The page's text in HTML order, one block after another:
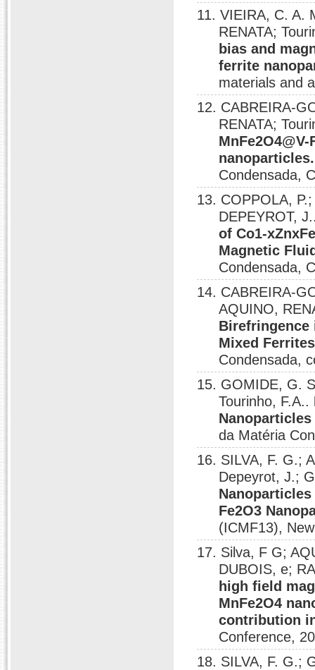
11. VIEIRA, C. A.
RENATA;
bias and
ferrite
materials and
12. CABREIRA-
RENATA;
nanoparticles.
Condensada,
13. COPPOLA,
DEPEYROT,
of Co1-
Magnetic
Condensada,
14. CABREIRA-
AQUINO,
Birefringence
Mixed
Condensada,
15. GOMIDE, G.
Tourinho, F.A..
da Matéria
16. SILVA, F. G.;
Depeyrot, J.;
Nanoparticles
Fe2O3
(ICMF13),
17. Silva, F G;
DUBOIS, e;
high field
MnFe2O4
contribution
Conference,
18. SILVA, F. G.;